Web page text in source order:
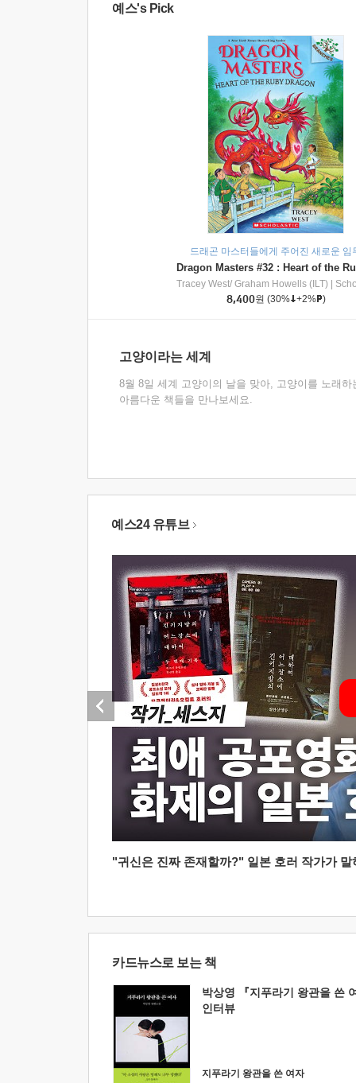
예스's Pick
드래곤 마스터들에게 주어진 새로운 임
Tracey West/ Graham Howells (ILT)
8,400원 (30% +2% )
고양이라는 세계
8월 8일 세계 고양이의 날을 맞아, 고양이를 노래하
아름다운 책들을 만나보세요.
예스24 유튜브
"귀신은 진짜 존재할까?" 일본 호러 작가가
카드뉴스로 보는 책
박상영 『지푸라기 왕관을 쓴
인터뷰
지푸라기 왕관을 쓴 여자